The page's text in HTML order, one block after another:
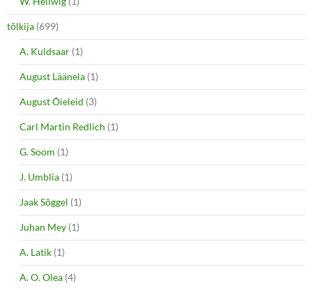
tõlkija (699)
A. Kuldsaar (1)
August Läänela (1)
August Õieleid (3)
Carl Martin Redlich (1)
G. Soom (1)
J. Umblia (1)
Jaak Sõggel (1)
Juhan Mey (1)
A. Latik (1)
A. O. Olea (4)